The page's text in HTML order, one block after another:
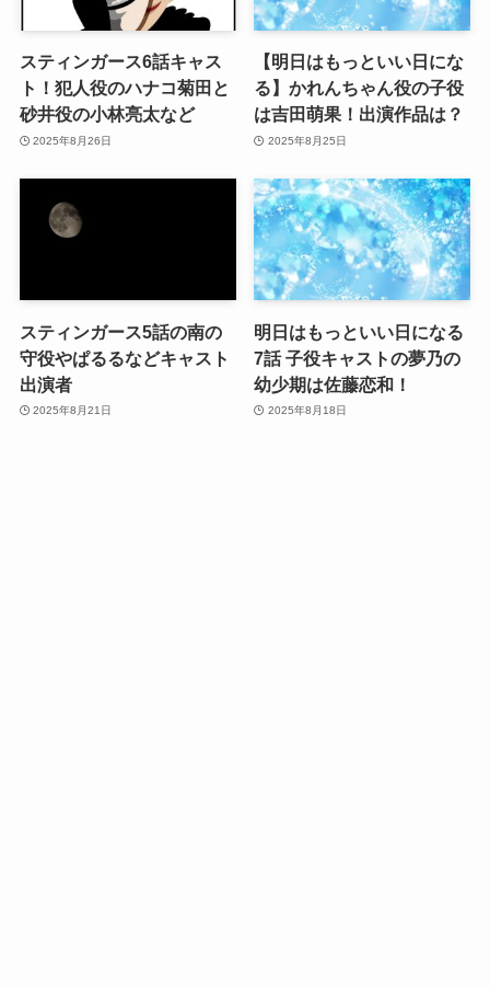
スティンガース6話キャス
ト！犯人役のハナコ菊田と
砂井役の小林亮太など
2025年8月26日
【明日はもっといい日にな
る】かれんちゃん役の子役
は吉田萌果！出演作品は？
2025年8月25日
スティンガース5話の南の
守役やぱるるなどキャスト
出演者
2025年8月21日
明日はもっといい日になる
7話 子役キャストの夢乃の
幼少期は佐藤恋和！
2025年8月18日